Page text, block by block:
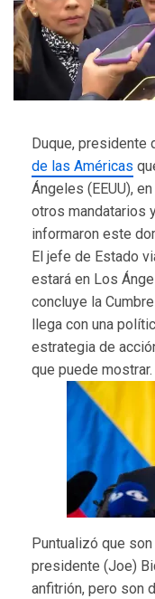
Duque, presidente
de las Américas
Ángeles (EEUU),
otros mandatarios
informaron este
El jefe de Estado
estará en Los
concluye la
llega con una
estrategia de
que puede mostrar.
Puntualizó que
presidente (Joe)
anfitrión, pero son